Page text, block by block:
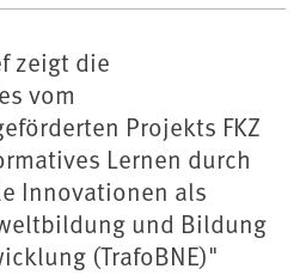
zeigt die
vom
Projekts FKZ
Lernen durch
Innovationen als
und Bildung
(TrafoBNE)"